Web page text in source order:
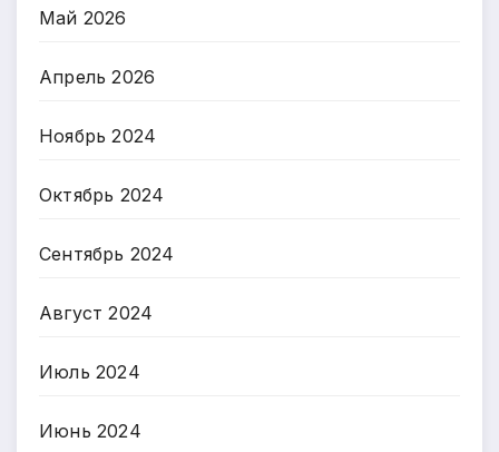
Май 2026
Апрель 2026
Ноябрь 2024
Октябрь 2024
Сентябрь 2024
Август 2024
Июль 2024
Июнь 2024